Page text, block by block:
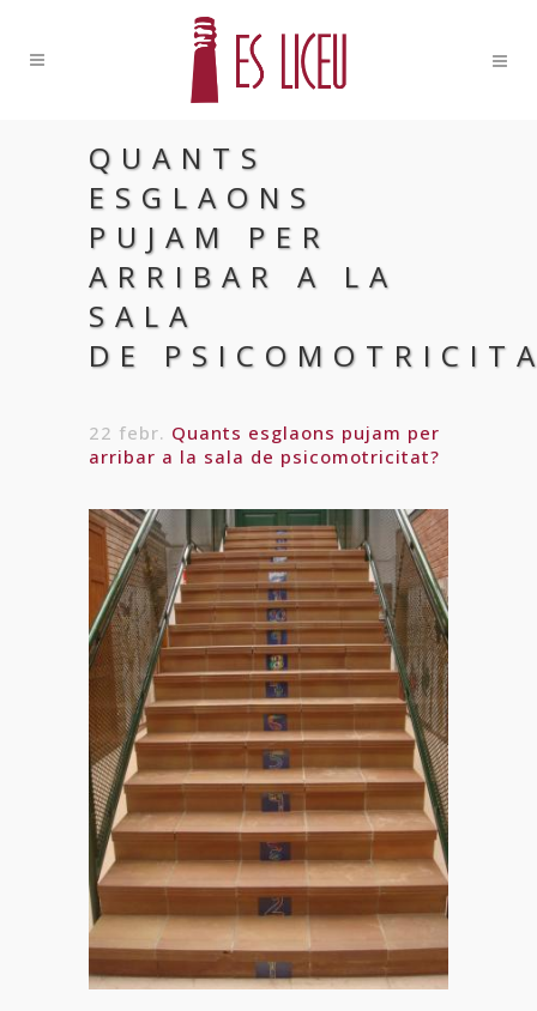
QUANTS
ESGLAONS
PUJAM PER
ARRIBAR A LA
SALA
DE
22 febr. Quants esglaons pujam per
arribar a la sala de psicomotricitat?